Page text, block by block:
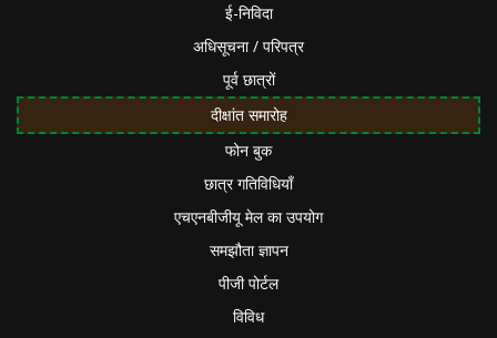
ई-निविदा
अधिसूचना / परिपत्र
पूर्व छात्रों
दीक्षांत समारोह
फोन बुक
छात्र गतिविधियाँ
एचएनबीजीयू मेल का उपयोग
समझौता ज्ञापन
पीजी पोर्टल
विविध